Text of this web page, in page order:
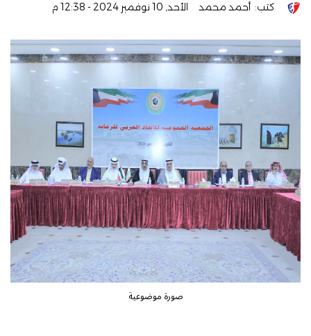
كتب: أحمد محمد الأحد, 10 نوفمبر 2024 - 12:38 م
صورة موضوعية